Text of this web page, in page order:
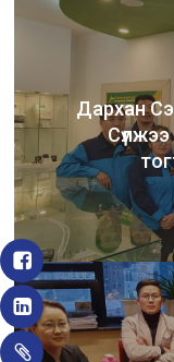
Дархан